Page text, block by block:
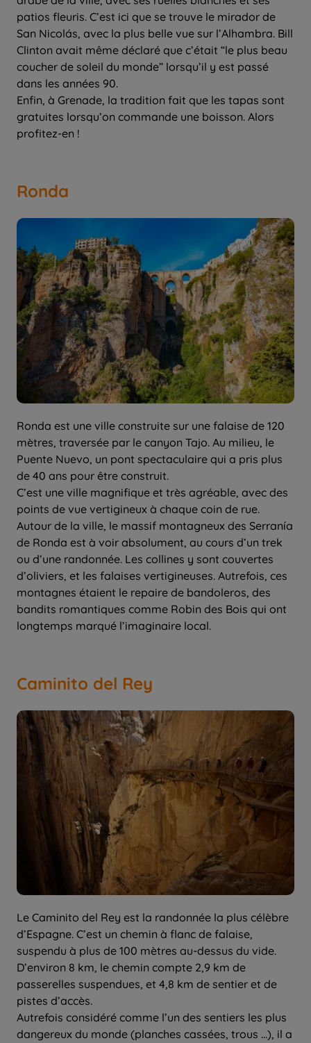
patios fleuris. C’est ici que se trouve le mirador de
San Nicolás, avec la plus belle vue sur l’Alhambra. Bill
Clinton avait même déclaré que c’était “le plus beau
coucher de soleil du monde” lorsqu’il y est passé
dans les années 90.
Enfin, à Grenade, la tradition fait que les tapas sont
gratuites lorsqu’on commande une boisson. Alors
profitez-en !
Ronda
Ronda est une ville construite sur une falaise de 120
mètres, traversée par le canyon Tajo. Au milieu, le
Puente Nuevo, un pont spectaculaire qui a pris plus
de 40 ans pour être construit.
C’est une ville magnifique et très agréable, avec des
points de vue vertigineux à chaque coin de rue.
Autour de la ville, le massif montagneux des Serranía
de Ronda est à voir absolument, au cours d’un trek
ou d’une randonnée. Les collines y sont couvertes
d’oliviers, et les falaises vertigineuses. Autrefois, ces
montagnes étaient le repaire de bandoleros, des
bandits romantiques comme Robin des Bois qui ont
longtemps marqué l’imaginaire local.
Caminito del Rey
Le Caminito del Rey est la randonnée la plus célèbre
d’Espagne. C’est un chemin à flanc de falaise,
suspendu à plus de 100 mètres au-dessus du vide.
D’environ 8 km, le chemin compte 2,9 km de
passerelles suspendues, et 4,8 km de sentier et de
pistes d’accès.
Autrefois considéré comme l’un des sentiers les plus
dangereux du monde (planches cassées, trous …), il a